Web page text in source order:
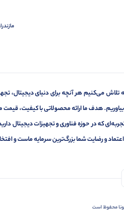
مازندران
تلاش می‌کنیم هر آنچه برای دنیای
هدف ما ارائه محصولاتی با کیفیت،
که در حوزه فناوری و تجهیزات دیجیتال
و رضایت شما بزرگ‌ترین سرمایه ماست و
محفوظ است